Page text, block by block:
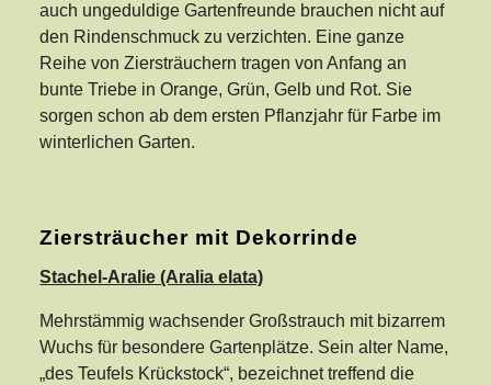
auch ungeduldige Gartenfreunde brauchen nicht auf
den Rindenschmuck zu verzichten. Eine ganze
Reihe von Ziersträuchern tragen von Anfang an
bunte Triebe in Orange, Grün, Gelb und Rot. Sie
sorgen schon ab dem ersten Pflanzjahr für Farbe im
winterlichen Garten.
Ziersträucher mit Dekorrinde
Stachel-Aralie (Aralia elata)
Mehrstämmig wachsender Großstrauch mit bizarrem
Wuchs für besondere Gartenplätze. Sein alter Name,
„des Teufels Krückstock“, bezeichnet treffend die